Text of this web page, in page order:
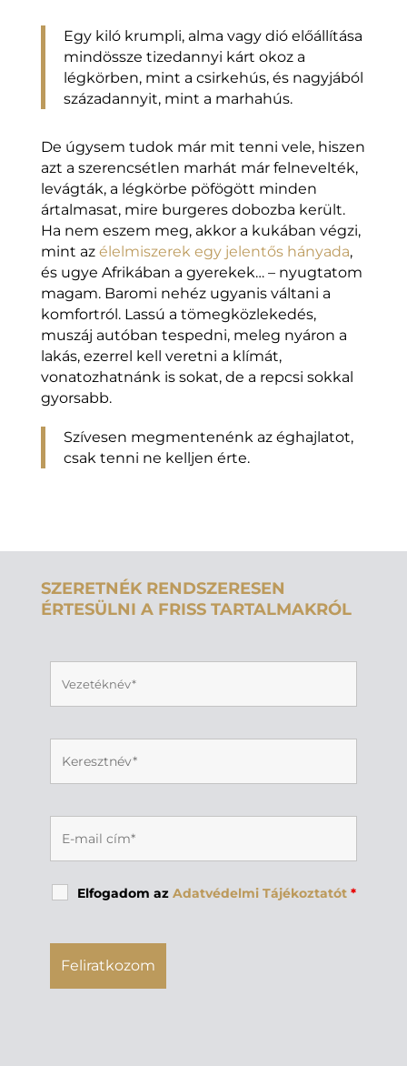
Egy kiló krumpli, alma vagy dió előállítása
mindössze tizedannyi kárt okoz a
légkörben, mint a csirkehús, és nagyjából
századannyit, mint a marhahús.
De úgysem tudok már mit tenni vele, hiszen
azt a szerencsétlen marhát már felnevelték,
levágták, a légkörbe pöfögött minden
ártalmasat, mire burgeres dobozba került.
Ha nem eszem meg, akkor a kukában végzi,
mint az élelmiszerek egy jelentős hányada,
és ugye Afrikában a gyerekek… – nyugtatom
magam. Baromi nehéz ugyanis váltani a
komfortról. Lassú a tömegközlekedés,
muszáj autóban tespedni, meleg nyáron a
lakás, ezerrel kell veretni a klímát,
vonatozhatnánk is sokat, de a repcsi sokkal
gyorsabb.
Szívesen megmentenénk az éghajlatot,
csak tenni ne kelljen érte.
SZERETNÉK RENDSZERESEN
ÉRTESÜLNI A FRISS TARTALMAKRÓL
Elfogadom az Adatvédelmi Tájékoztatót *